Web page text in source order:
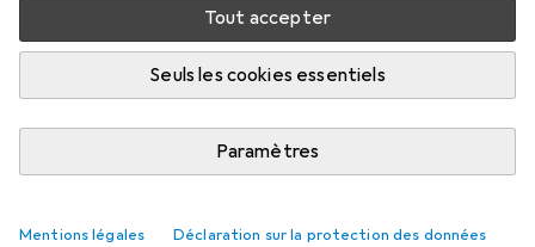
Tout accepter
Seuls les cookies essentiels
Paramètres
Mentions légales Déclaration sur la protection des données